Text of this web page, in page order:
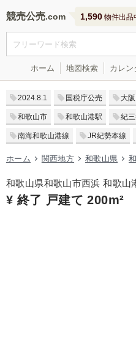
競売公売 1,590 物件出品
ホーム 地図検索 カレン
2024.8.1 国税庁公売 大
和歌山市 和歌山港駅 紀
南海和歌山港線 JR紀勢本線
ホーム 関西地方 和歌山県
和歌山県和歌山市西浜 和歌山
¥ 終了 戸建て 200m²